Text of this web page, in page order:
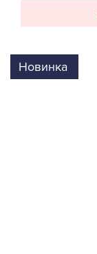
Новинка